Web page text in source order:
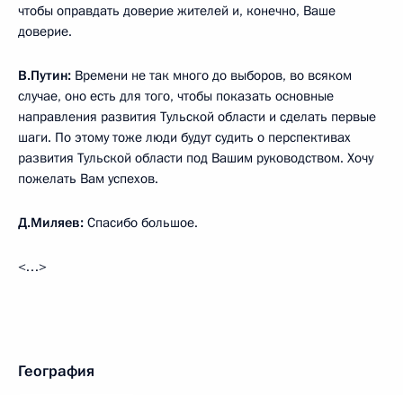
чтобы оправдать доверие жителей и, конечно, Ваше
доверие.
В.Путин: Времени не так много до выборов, во всяком
случае, оно есть для того, чтобы показать основные
направления развития Тульской области и сделать первые
шаги. По этому тоже люди будут судить о перспективах
развития Тульской области под Вашим руководством. Хочу
пожелать Вам успехов.
Д.Миляев: Спасибо большое.
<…>
География